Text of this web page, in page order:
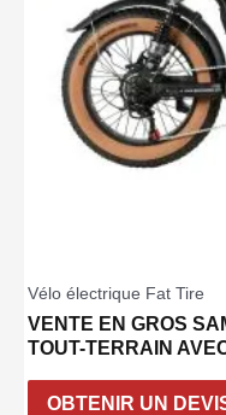
Vélo électrique Fat Tire
VENTE EN GROS
TOUT-TERRAIN
OBTENIR UN